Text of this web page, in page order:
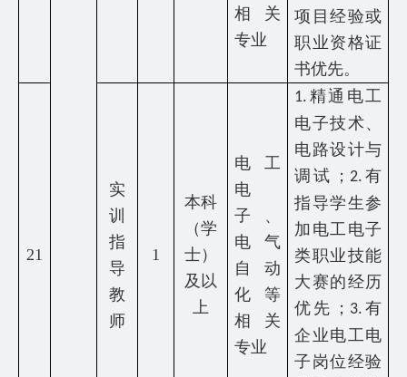
相关
专业
项目经验或
职业资格证
书优先。
21
实
训
指
导
教
师
1
本科
（学
士）
及以
上
电工
电
子、
电气
自动
化等
相关
专业
1. 精通电工
电子技术、
电路设计与
调试； 2. 有
指导学生参
加电工电子
类职业技能
大赛的经历
优先； 3. 有
企业电工电
子岗位经验